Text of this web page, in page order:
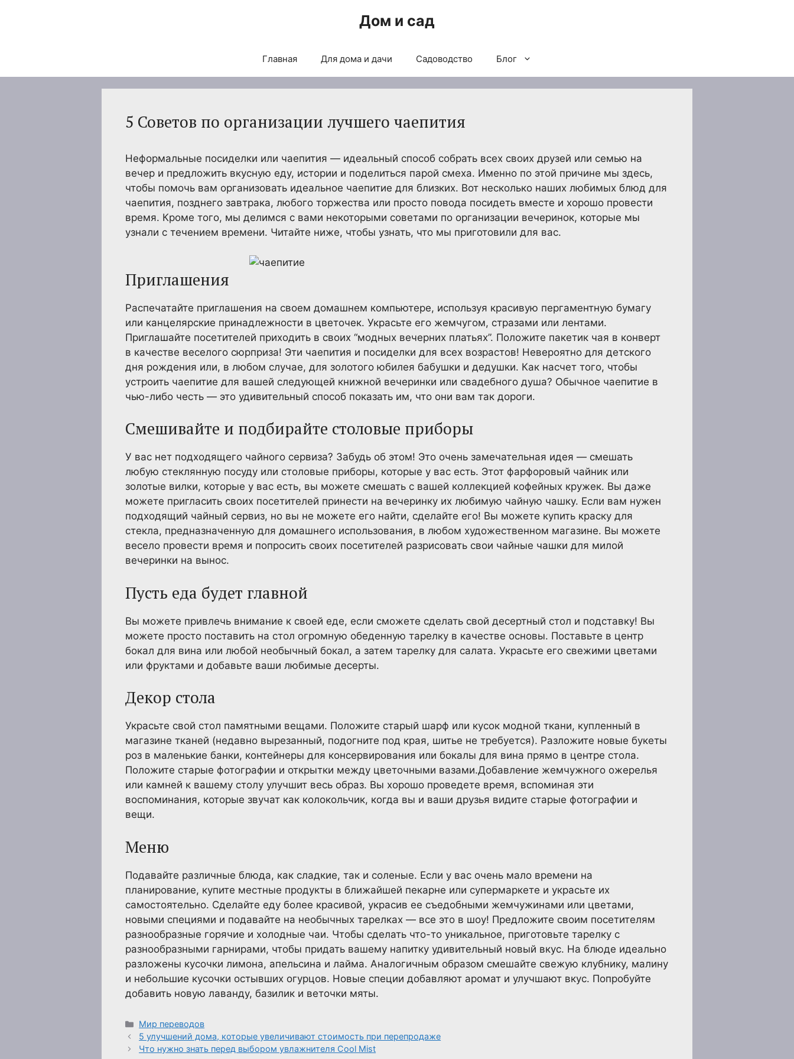
Дом и сад
Главная Для дома и дачи Садоводство Блог
5 Советов по организации лучшего чаепития
Неформальные посиделки или чаепития — идеальный способ собрать всех своих друзей или семью на
вечер и предложить вкусную еду, истории и поделиться парой смеха. Именно по этой причине мы здесь,
чтобы помочь вам организовать идеальное чаепитие для близких. Вот несколько наших любимых блюд для
чаепития, позднего завтрака, любого торжества или просто повода посидеть вместе и хорошо провести
время. Кроме того, мы делимся с вами некоторыми советами по организации вечеринок, которые мы
узнали с течением времени. Читайте ниже, чтобы узнать, что мы приготовили для вас.
Приглашения
Распечатайте приглашения на своем домашнем компьютере, используя красивую пергаментную бумагу
или канцелярские принадлежности в цветочек. Украсьте его жемчугом, стразами или лентами.
Приглашайте посетителей приходить в своих “модных вечерних платьях”. Положите пакетик чая в конверт
в качестве веселого сюрприза! Эти чаепития и посиделки для всех возрастов! Невероятно для детского
дня рождения или, в любом случае, для золотого юбилея бабушки и дедушки. Как насчет того, чтобы
устроить чаепитие для вашей следующей книжной вечеринки или свадебного душа? Обычное чаепитие в
чью-либо честь — это удивительный способ показать им, что они вам так дороги.
Смешивайте и подбирайте столовые приборы
У вас нет подходящего чайного сервиза? Забудь об этом! Это очень замечательная идея — смешать
любую стеклянную посуду или столовые приборы, которые у вас есть. Этот фарфоровый чайник или
золотые вилки, которые у вас есть, вы можете смешать с вашей коллекцией кофейных кружек. Вы даже
можете пригласить своих посетителей принести на вечеринку их любимую чайную чашку. Если вам нужен
подходящий чайный сервиз, но вы не можете его найти, сделайте его! Вы можете купить краску для
стекла, предназначенную для домашнего использования, в любом художественном магазине. Вы можете
весело провести время и попросить своих посетителей разрисовать свои чайные чашки для милой
вечеринки на вынос.
Пусть еда будет главной
Вы можете привлечь внимание к своей еде, если сможете сделать свой десертный стол и подставку! Вы
можете просто поставить на стол огромную обеденную тарелку в качестве основы. Поставьте в центр
бокал для вина или любой необычный бокал, а затем тарелку для салата. Украсьте его свежими цветами
или фруктами и добавьте ваши любимые десерты.
Декор стола
Украсьте свой стол памятными вещами. Положите старый шарф или кусок модной ткани, купленный в
магазине тканей (недавно вырезанный, подогните под края, шитье не требуется). Разложите новые букеты
роз в маленькие банки, контейнеры для консервирования или бокалы для вина прямо в центре стола.
Положите старые фотографии и открытки между цветочными вазами.Добавление жемчужного ожерелья
или камней к вашему столу улучшит весь образ. Вы хорошо проведете время, вспоминая эти
воспоминания, которые звучат как колокольчик, когда вы и ваши друзья видите старые фотографии и
вещи.
Меню
Подавайте различные блюда, как сладкие, так и соленые. Если у вас очень мало времени на
планирование, купите местные продукты в ближайшей пекарне или супермаркете и украсьте их
самостоятельно. Сделайте еду более красивой, украсив ее съедобными жемчужинами или цветами,
новыми специями и подавайте на необычных тарелках — все это в шоу! Предложите своим посетителям
разнообразные горячие и холодные чаи. Чтобы сделать что-то уникальное, приготовьте тарелку с
разнообразными гарнирами, чтобы придать вашему напитку удивительный новый вкус. На блюде идеально
разложены кусочки лимона, апельсина и лайма. Аналогичным образом смешайте свежую клубнику, малину
и небольшие кусочки остывших огурцов. Новые специи добавляют аромат и улучшают вкус. Попробуйте
добавить новую лаванду, базилик и веточки мяты.
Рубрики
Мир переводов
5 улучшений дома, которые увеличивают стоимость при перепродаже
Что нужно знать перед выбором увлажнителя Cool Mist